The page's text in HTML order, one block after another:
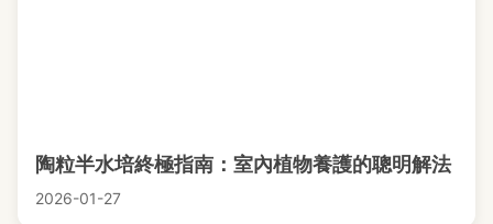
陶粒半水培終極指南：室內植物養護的聰明解法
2026-01-27